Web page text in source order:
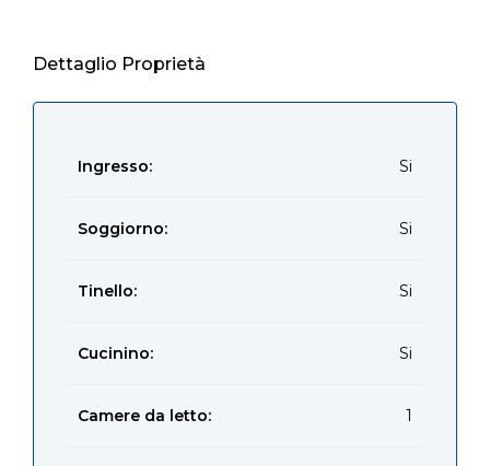
Dettaglio Proprietà
Ingresso: Si
Soggiorno: Si
Tinello: Si
Cucinino: Si
Camere da letto: 1